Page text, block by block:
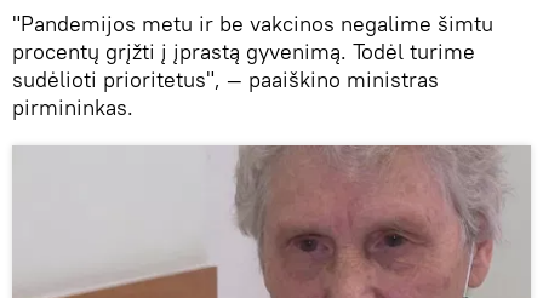
"Pandemijos metu ir be vakcinos negalime šimtu
procentų grįžti į įprastą gyvenimą. Todėl turime
sudėlioti prioritetus", — paaiškino ministras
pirmininkas.